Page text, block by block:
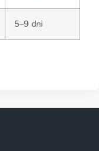
5–9 dni